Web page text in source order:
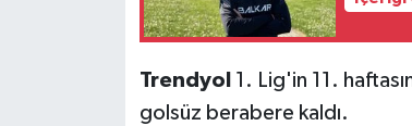
Trendyol 1. Lig'in 11.
golsüz berabere kaldı.